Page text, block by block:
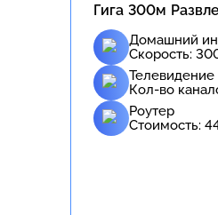
Гига 300м
Домашний
Скорость:
Телевидение
Кол-во
Роутер
Стоимость: